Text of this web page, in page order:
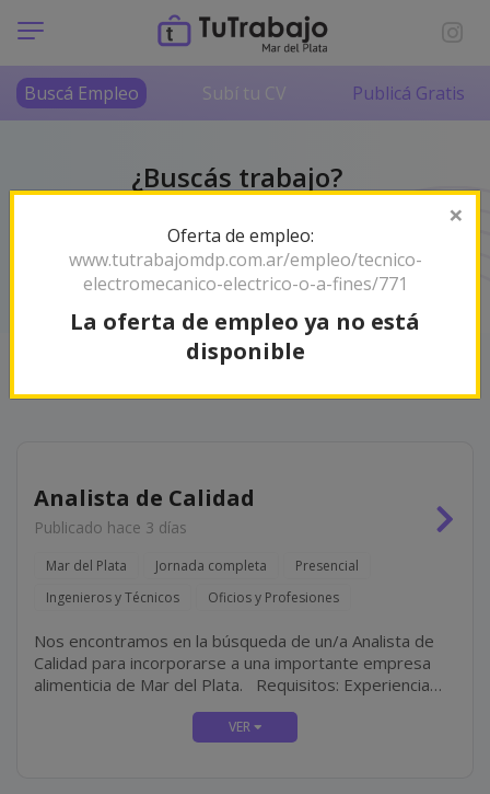
Buscá Empleo Subí tu CV Publicá Gratis
¿Buscás trabajo?
Somos tu radar de empleos en Mar del Plata y la
zona. ¡Encontrá tu próximo desafío profesional!
Orden
Analista de Calidad
Publicado hace 3 días
Mar del Plata Jornada completa
Presencial
Ingenieros y Técnicos
Oficios y Profesiones
Nos encontramos en la búsqueda de un/a Analista de
Calidad para incorporarse a una importante empresa
alimenticia de Mar del Plata. Requisitos: Experiencia
mínima de 3 años en el área de control de Calidad de
empresas alimenticias. Ingeniería en...
×
Oferta de empleo:
www.tutrabajomdp.com.ar/empleo/tecnico-
electromecanico-electrico-o-a-fines/771
La oferta de empleo ya no está
disponible